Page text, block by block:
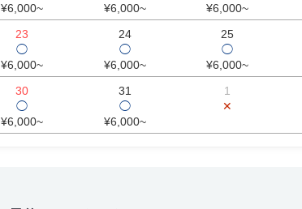
¥6,000~
¥6,000~
¥6,000~
23
◯
¥6,000~
24
◯
¥6,000~
25
◯
¥6,000~
30
◯
¥6,000~
31
◯
¥6,000~
1
✕